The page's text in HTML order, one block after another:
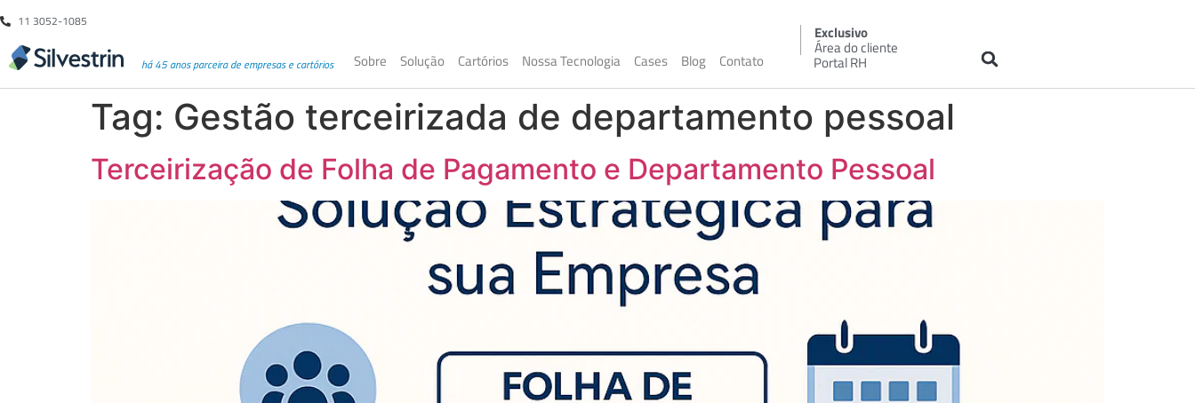
11 3052-1085
há 45 anos parceira de empresas e cartórios Sobre Solução Cartórios Nossa Tecnologia Cases Blog Contato
Exclusivo
Área do cliente
Portal RH
Tag: Gestão terceirizada de departamento pessoal
Terceirização de Folha de Pagamento e Departamento Pessoal